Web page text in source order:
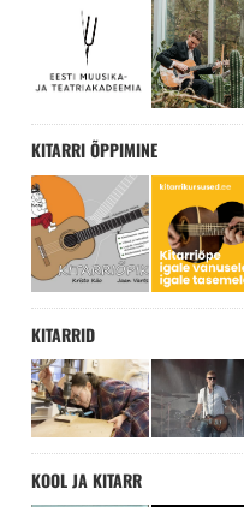
KITARRI ÕPPIMINE
KITARRID
KOOL JA KITARR